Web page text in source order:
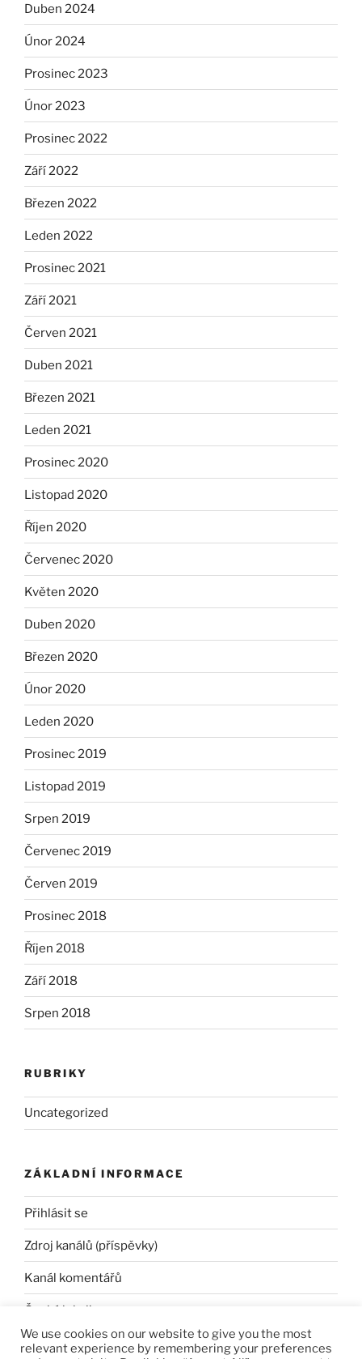
Duben 2024
Únor 2024
Prosinec 2023
Únor 2023
Prosinec 2022
Září 2022
Březen 2022
Leden 2022
Prosinec 2021
Září 2021
Červen 2021
Duben 2021
Březen 2021
Leden 2021
Prosinec 2020
Listopad 2020
Říjen 2020
Červenec 2020
Květen 2020
Duben 2020
Březen 2020
Únor 2020
Leden 2020
Prosinec 2019
Listopad 2019
Srpen 2019
Červenec 2019
Červen 2019
Prosinec 2018
Říjen 2018
Září 2018
Srpen 2018
RUBRIKY
Uncategorized
ZÁKLADNÍ INFORMACE
Přihlásit se
Zdroj kanálů (příspěvky)
Kanál komentářů
Česká lokalizace
We use cookies on our website to give you the most
relevant experience by remembering your preferences